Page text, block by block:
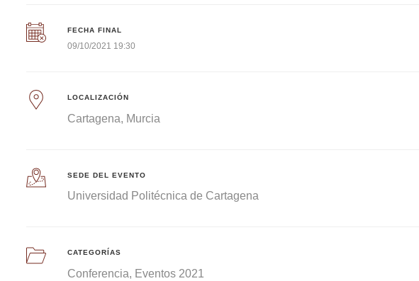
FECHA FINAL
09/10/2021 19:30
LOCALIZACIÓN
Cartagena Murcia
SEDE DEL EVENTO
Universidad Politécnica de Cartagena
CATEGORÍAS
Conferencia Eventos 2021